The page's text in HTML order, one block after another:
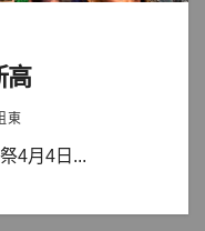
高
東
4月4日...